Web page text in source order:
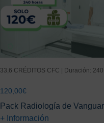
33,6 CRÉDITOS CFC | Duración:
120,00€
Pack Radiología de
+ Información